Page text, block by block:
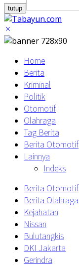
tutup
Home
Berita
Kriminal
Politik
Otomotif
Olahraga
Tag Berita
Berita Otomotif
Lainnya
Indeks
Berita Otomotif
Berita Olahraga
Kejahatan
Nissan
Bulutangkis
DKI Jakarta
Gerindra